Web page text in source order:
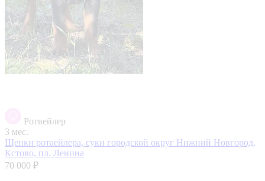
Ротвейлер
3 мес.
Щенки ротаейлера, суки городской округ Нижний Новгород,
Кстово, пл. Ленина
70 000 ₽